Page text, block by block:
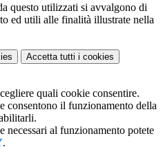
questo utilizzati si avvalgono di
ed utili alle finalità illustrate nella
Accetta tutti i cookies
quali cookie consentire.
consentono il funzionamento della
necessari al funzionamento potete
.